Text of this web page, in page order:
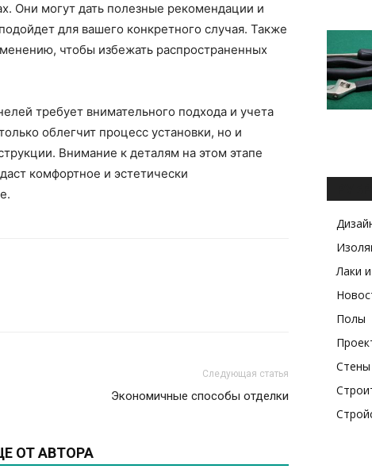
Они могут дать полезные рекомендации и
для вашего конкретного случая. Также
чтобы избежать распространенных
требует внимательного подхода и учета
облегчит процесс установки, но и
Внимание к деталям на этом этапе
комфортное и эстетически
Следующая статья
Экономичные способы отделки
ОТ АВТОРА
Лаки
Полы
Стены